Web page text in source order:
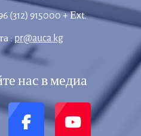
(312) 915000 + Еxt.
:pr@auca.kg
нас в медиа